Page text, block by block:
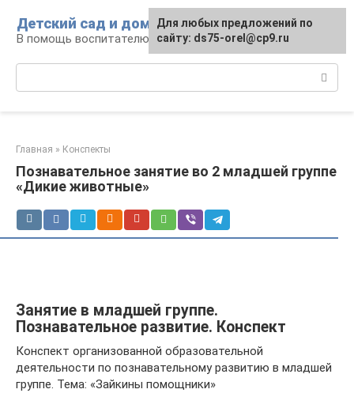
контенту
Детский сад и дом
В помощь воспитателю и родителям
Главная » Конспекты
Познавательное занятие во 2 младшей группе
«Дикие животные»
Занятие в младшей группе.
Познавательное развитие. Конспект
Конспект организованной образовательной
деятельности по познавательному развитию в младшей
группе. Тема: «Зайкины помощники»
Для любых предложений по
сайту: ds75-orel@cp9.ru